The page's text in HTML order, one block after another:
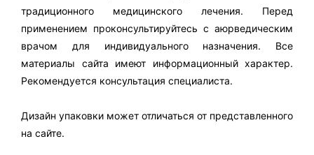
традиционного медицинского лечения. Перед
применением проконсультируйтесь с аюрведическим
врачом для индивидуального назначения. Все
материалы сайта имеют информационный характер.
Рекомендуется консультация специалиста.
Дизайн упаковки может отличаться от представленного
на сайте.